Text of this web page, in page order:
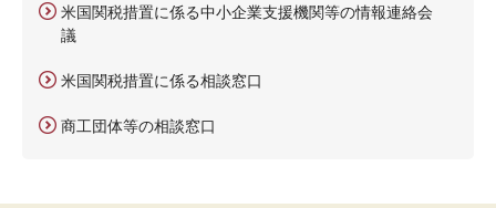
米国関税措置に係る中小企業支援機関等の情報連絡会
議
米国関税措置に係る相談窓口
商工団体等の相談窓口